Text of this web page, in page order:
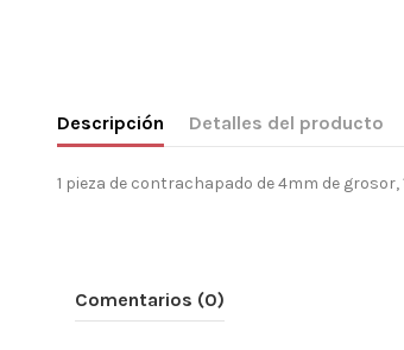
Descripción Detalles del producto
1 pieza de contrachapado de 4mm de
Comentarios (0)